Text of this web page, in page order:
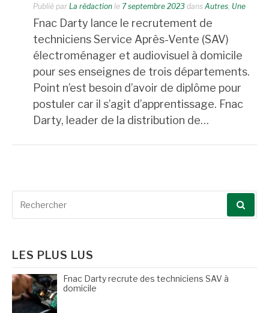
Publié par La rédaction le 7 septembre 2023 dans Autres, Une
Fnac Darty lance le recrutement de
techniciens Service Après-Vente (SAV)
électroménager et audiovisuel à domicile
pour ses enseignes de trois départements.
Point n’est besoin d’avoir de diplôme pour
postuler car il s’agit d’apprentissage. Fnac
Darty, leader de la distribution de…
LES PLUS LUS
Fnac Darty recrute des techniciens SAV à
domicile